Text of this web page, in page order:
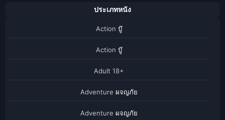
ประเภทหนัง
Action บู๊
Action บู๊
Adult 18+
Adventure ผจญภัย
Adventure ผจญภัย